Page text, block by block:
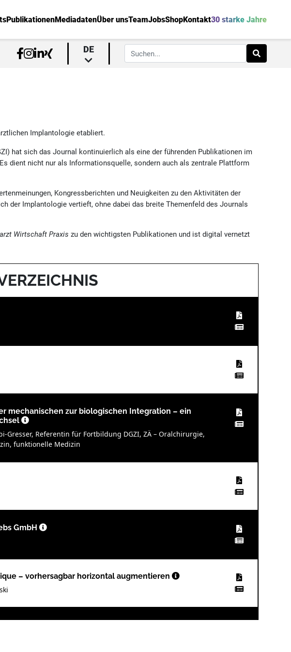
PublikationenMediadatenÜber unsTeamJobsShopKontakt30 starke Jahre
DE
Implantologie etabliert.
hat sich das Journal kontinuierlich als eine der führenden Publikationen im
dient nicht nur als Informationsquelle, sondern auch als zentrale Plattform
Kongressberichten und Neuigkeiten zu den Aktivitäten der
der Implantologie vertieft, ohne dabei das breite Themenfeld des Journals
Wirtschaft Praxiszu den wichtigsten Publikationen und ist digital vernetzt
mechanischen zur biologischen Integration – ein
Gresser, Referentin für Fortbildung DGZI, ZÄ – Oralchirurgie,
funktionelle Medizin
GmbH
– vorhersagbar horizontal augmentieren